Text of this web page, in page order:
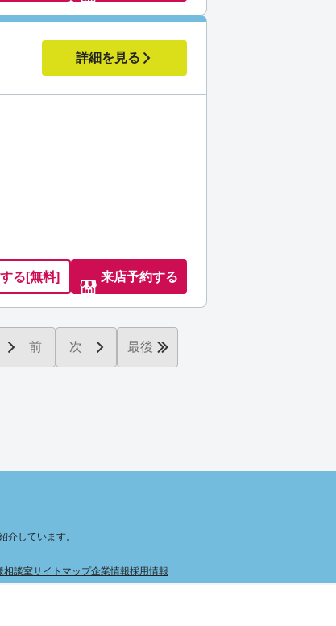
詳細を見る
する [無料] 来店予約する
前 次 最後
しています。
相談室サイトマップ企業情報採用情報